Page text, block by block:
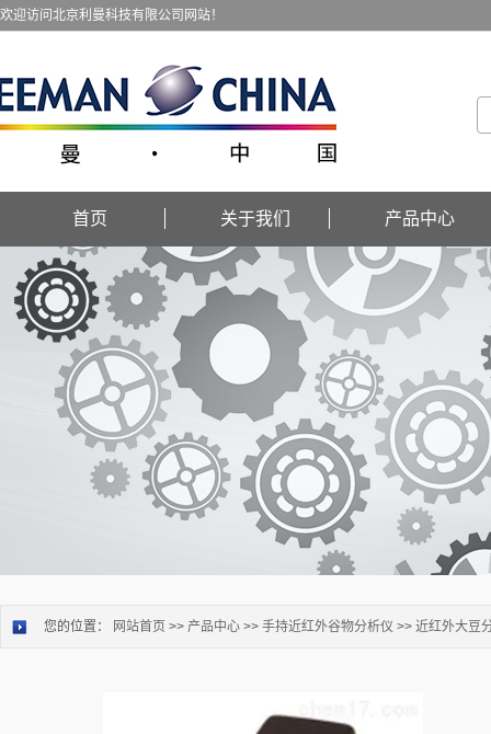
欢迎访问北京利曼科技有限公司网站！
首页 关于我们 产品中心
您的位置： 网站首页 >> 产品中心 >> 手持近红外谷物分析仪 >> 近红外大豆